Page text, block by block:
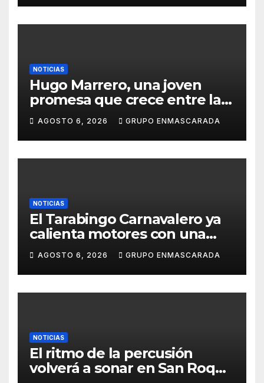
NOTICIAS
Hugo Marrero, una joven
promesa que crece entre la
música y la pasión por el
Carnaval
AGOSTO 6, 2026 GRUPO ENMASCARADA
NOTICIAS
El Tarabingo Carnavalero ya
calienta motores con una
nueva edición cargada de
sorpresas
AGOSTO 6, 2026 GRUPO ENMASCARADA
NOTICIAS
El ritmo de la percusión
volverá a sonar en San Roque